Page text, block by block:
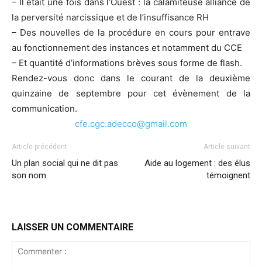
la perversité narcissique et de l’insuffisance RH
– Des nouvelles de la procédure en cours pour entrave
au fonctionnement des instances et notamment du CCE
– Et quantité d’informations brèves sous forme de flash.
Rendez-vous donc dans le courant de la deuxième
quinzaine de septembre pour cet évènement de la
communication.
cfe.cgc.adecco@gmail.com
Article précédent
Un plan social qui ne dit pas
son nom
Article suivant
Aide au logement : des élus
témoignent
LAISSER UN COMMENTAIRE